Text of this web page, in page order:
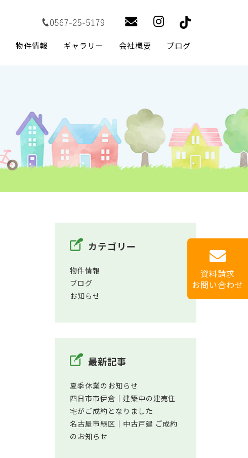
物件情報 ギャラリー 会社概要 ブログ
資料請求
お問い合わせ
カテゴリー
物件情報
ブログ
お知らせ
最新記事
夏季休業のお知らせ
四日市市伊倉│建築中の建売住
宅がご成約となりました
名古屋市緑区│中古戸建 ご成約
のお知らせ